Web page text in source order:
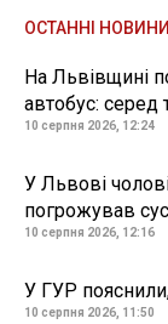
ОСТАННІ
На Львівщині
автобус:
10 серпня 2026, 12:24
У Львові
погрожував
10 серпня 2026, 12:16
У ГУР
10 серпня 2026, 11:50